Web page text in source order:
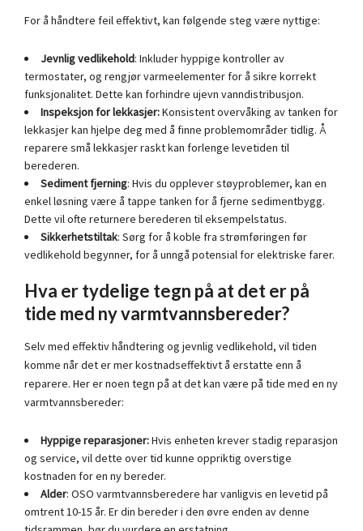
For å håndtere feil effektivt, kan følgende steg være nyttige:
Jevnlig vedlikehold: Inkluder hyppige kontroller av
termostater, og rengjør varmeelementer for å sikre korrekt
funksjonalitet. Dette kan forhindre ujevn vanndistribusjon.
Inspeksjon for lekkasjer:Konsistent overvåking av tanken for
lekkasjer kan hjelpe deg med å finne problemområder tidlig. Å
reparere små lekkasjer raskt kan forlenge levetiden til
berederen.
Sediment fjerning: Hvis du opplever støyproblemer, kan en
enkel løsning være å tappe tanken for å fjerne sedimentbygg.
Dette vil ofte returnere berederen til eksempelstatus.
Sikkerhetstiltak: Sørg for å koble fra strømføringen før
vedlikehold begynner, for å unngå potensial for elektriske farer.
Hva er tydelige tegn på at det er på
tide med ny varmtvannsbereder?
Selv med effektiv håndtering og jevnlig vedlikehold, vil tiden
komme når det er mer kostnadseffektivt å erstatte enn å
reparere. Her er noen tegn på at det kan være på tide med en ny
varmtvannsbereder:
Hyppige reparasjoner:Hvis enheten krever stadig reparasjon
og service, vil dette over tid kunne oppriktig overstige
kostnaden for en ny bereder.
Alder: OSO varmtvannsberedere har vanligvis en levetid på
omtrent 10-15 år. Er din bereder i den øvre enden av denne